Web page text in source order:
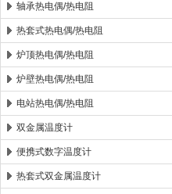
轴承热电偶/热电阻
热套式热电偶/热电阻
炉顶热电偶/热电阻
炉壁热电偶/热电阻
电站热电偶/热电阻
双金属温度计
便携式数字温度计
热套式双金属温度计